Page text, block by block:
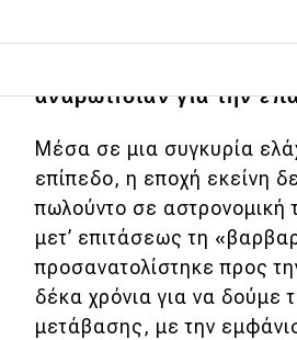
Main navigation
Επικαιρότητα
Νέα μοντέλα
Πρωτότυπα
Ελλάδα
τα μοτέρ της Rolls-
το τέλος του Β’
αναρωτιόταν για την
Μέσα σε μια συγκυρία
επίπεδο, η εποχή εκείνη
πωλούντο σε αστρονομική
μετ’ επιτάσεως τη
προσανατολίστηκε προς
δέκα χρόνια για να δούμε
μετάβασης, με την